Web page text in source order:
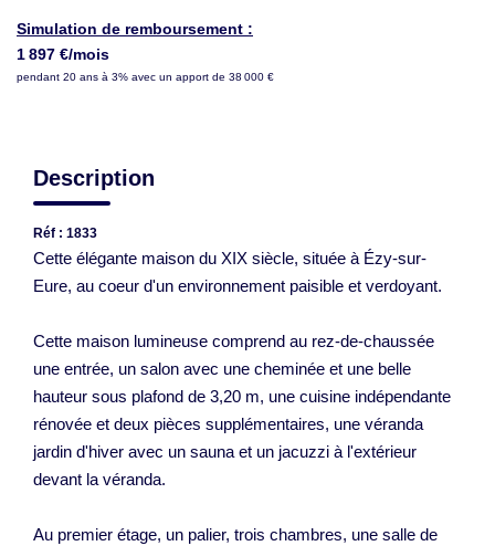
Simulation de remboursement :
1 897 €/mois
pendant 20 ans à 3% avec un apport de 38 000 €
Description
Réf : 1833
Cette élégante maison du XIX siècle, située à Ézy-sur-
Eure, au coeur d'un environnement paisible et verdoyant.
Cette maison lumineuse comprend au rez-de-chaussée
une entrée, un salon avec une cheminée et une belle
hauteur sous plafond de 3,20 m, une cuisine indépendante
rénovée et deux pièces supplémentaires, une véranda
jardin d'hiver avec un sauna et un jacuzzi à l'extérieur
devant la véranda.
Au premier étage, un palier, trois chambres, une salle de